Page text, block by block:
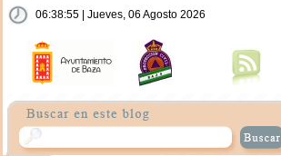
06:38:56 | Jueves, 06 Agosto 2026